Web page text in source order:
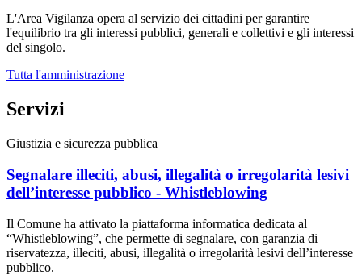
L'Area Vigilanza opera al servizio dei cittadini per garantire
l'equilibrio tra gli interessi pubblici, generali e collettivi e gli interessi
del singolo.
Tutta l'amministrazione
Servizi
Giustizia e sicurezza pubblica
Segnalare illeciti, abusi, illegalità o irregolarità lesivi
dell’interesse pubblico - Whistleblowing
Il Comune ha attivato la piattaforma informatica dedicata al
“Whistleblowing”, che permette di segnalare, con garanzia di
riservatezza, illeciti, abusi, illegalità o irregolarità lesivi dell’interesse
pubblico.